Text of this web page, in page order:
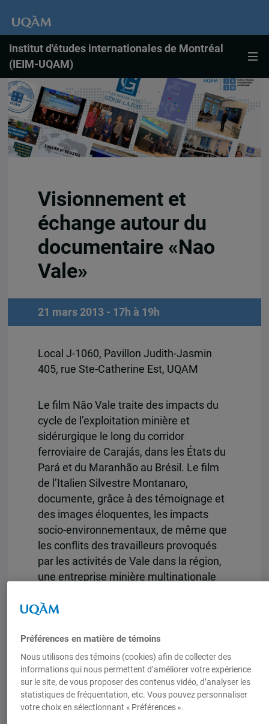
Institut d'études internationales de Montréal
(IEIM-UQAM)
Visionnement et
échange autour du
documentaire «Nao
Vale»
21 mars 2013 - 17h à 19h
Local J-1060, Pavillon Judith-Jasmin
405, rue Ste-Catherine Est, UQAM
Le film Não Vale traite des impacts du
cycle de l’exploitation minière et
sidérurgique le long du corridor
ferroviaire de Carajás, dans les États du
Pará et du Maranhão au Brésil. Le film
de l’Italien Silvestre Montanaro,
documente, grâce à des témoignage et
des images éloquentes, les impacts
socio-environnementaux, de même que
les conflits des travailleurs provoqués
par les activités de Vale dans la région,
une entreprise minière multinationale
Le film sera commenté par
Campbell
, directrice du CIRDIS et
politique, UQAM et par Antonio Marcos
Gomes, doctorant en sociologie,
Université de Montréal.
Préférences en matière de témoins
Nous utilisons des témoins (cookies) afin de collecter des
informations qui nous permettent d’améliorer votre expérience
sur le site, de vous proposer des contenus vidéo, d’analyser les
statistiques de fréquentation, etc. Vous pouvez personnaliser
votre choix en sélectionnant « Préférences ».